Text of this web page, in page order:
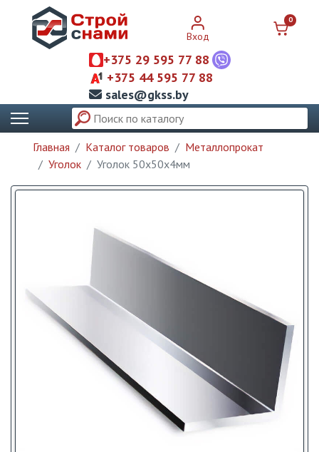
+375 29 595 77 88
+375 44 595 77 88
sales@gkss.by
Вход
0
Главная Каталог товаров
Металлопрокат
Уголок
Уголок 50х50х4мм